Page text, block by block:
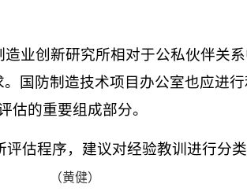
业创新研究所相对于公私伙伴关
国防制造技术项目办公室也应进
估的重要组成部分。
评估程序，建议对经验教训进行分
（黄健）